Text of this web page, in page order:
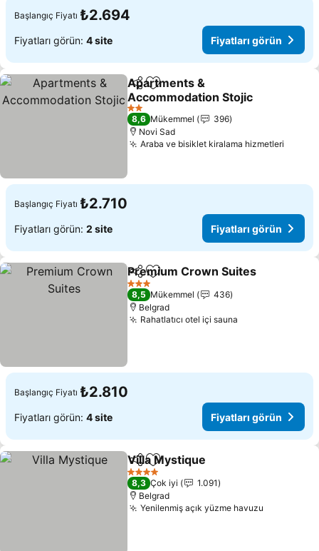
Başlangıç Fiyatı ₺2.694
Fiyatları görün: 4 site Fiyatları görün
PaylaşFavorilerime ekle
Apartments &
Accommodation Stojic
Fiyatları görün
2 Yıldız
8,6 Mükemmel
396
Novi Sad
Araba ve bisiklet kiralama hizmetleri
Başlangıç Fiyatı ₺2.710
Fiyatları görün: 2 site Fiyatları görün
PaylaşFavorilerime ekle
Premium Crown Suites
3 Yıldız
8,5 Mükemmel
436
Belgrad
Rahatlatıcı otel içi sauna
Başlangıç Fiyatı ₺2.810
Fiyatları görün: 4 site Fiyatları görün
PaylaşFavorilerime ekle
Villa Mystique
4 Yıldız
8,3 Çok iyi
1.091
Belgrad
Yenilenmiş açık yüzme havuzu